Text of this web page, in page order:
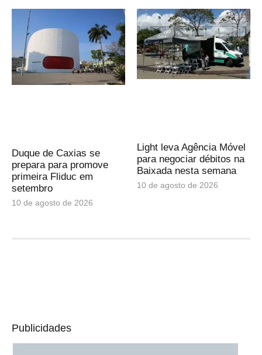
Duque de Caxias se
prepara para promove
primeira Fliduc em
setembro
10 de agosto de 2026
Light leva Agência Móvel
para negociar débitos na
Baixada nesta semana
10 de agosto de 2026
Publicidades